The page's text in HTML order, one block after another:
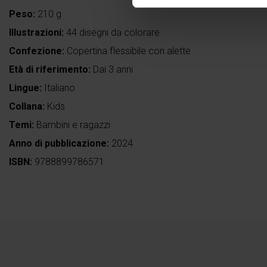
Peso: 210 g
Illustrazioni: 44 disegni da colorare
Confezione: Copertina flessibile con alette
Età di riferimento: Dai 3 anni
Lingue: Italiano
Collana: Kids
Temi: Bambini e ragazzi
Anno di pubblicazione: 2024
ISBN: 9788899786571